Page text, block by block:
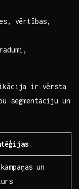
vērtības,
ir vērsta
segmentāciju un
un